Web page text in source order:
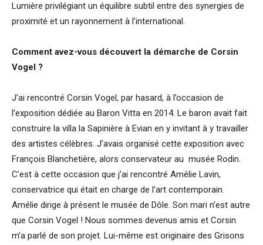
Lumière privilégiant un équilibre subtil entre des synergies de
proximité et un rayonnement à l’international.
Comment avez-vous découvert la démarche de Corsin
Vogel ?
J’ai rencontré Corsin Vogel, par hasard, à l’occasion de
l’exposition dédiée au Baron Vitta en 2014. Le baron avait fait
construire la villa la Sapinière à Evian en y invitant à y travailler
des artistes célèbres. J’avais organisé cette exposition avec
François Blanchetière, alors conservateur au musée Rodin.
C’est à cette occasion que j’ai rencontré Amélie Lavin,
conservatrice qui était en charge de l’art contemporain.
Amélie dirige à présent le musée de Dôle. Son mari n’est autre
que Corsin Vogel ! Nous sommes devenus amis et Corsin
m’a parlé de son projet. Lui-même est originaire des Grisons